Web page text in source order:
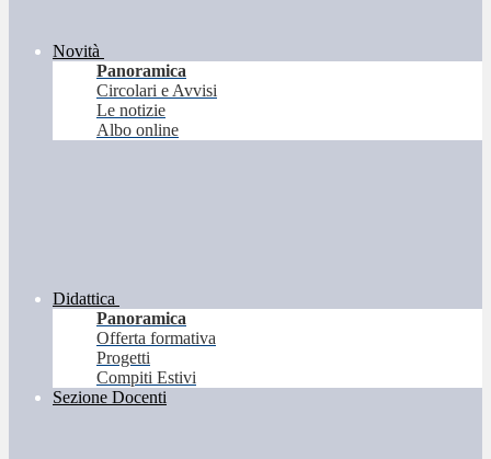
Novità
Panoramica
Circolari e Avvisi
Le notizie
Albo online
Didattica
Panoramica
Offerta formativa
Progetti
Compiti Estivi
Sezione Docenti